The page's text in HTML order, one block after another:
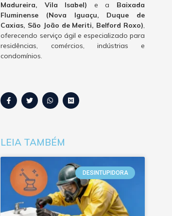
Madureira, Vila Isabel) e a Baixada
Fluminense (Nova Iguaçu, Duque de
Caxias, São João de Meriti, Belford Roxo),
oferecendo serviço ágil e especializado para
residências, comércios, indústrias e
condomínios.
LEIA TAMBÉM
DESINTUPIDORA